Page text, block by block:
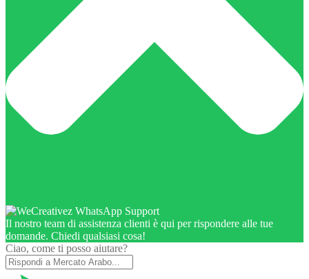
Il nostro team di assistenza clienti è qui per rispondere alle tue
domande. Chiedi qualsiasi cosa!
Ciao, come ti posso aiutare?